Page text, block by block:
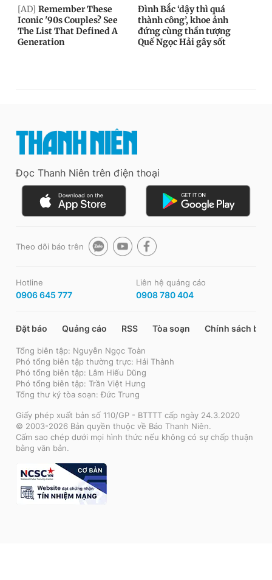
Đọc Thanh Niên trên điện thoại
Theo dõi báo trên
Hotline
0906 645 777
Liên hệ quảng cáo
0908 780 404
Đặt báo Quảng cáo RSS Tòa soạn Chính sách bảo
Tổng biên tập: Nguyễn Ngọc Toàn
Phó tổng biên tập thường trực: Hải Thành
Phó tổng biên tập: Lâm Hiếu Dũng
Phó tổng biên tập: Trần Việt Hưng
Tổng thư ký tòa soạn: Đức Trung
Giấy phép xuất bản số 110/GP - BTTTT cấp ngày 24.3.2020
© 2003-2026 Bản quyền thuộc về Báo Thanh Niên.
Cấm sao chép dưới mọi hình thức nếu không có sự chấp thuận
bằng văn bản.